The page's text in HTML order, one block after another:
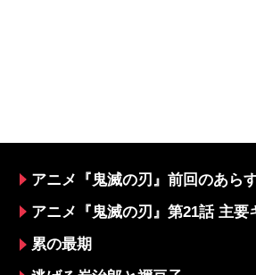
アニメ『鬼滅の刃』前回のあら
アニメ『鬼滅の刃』第21話 主要
累の最期